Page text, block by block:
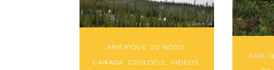
AMÉRIQUE DU NORD,
CANADA,GÉOLOGIE,VIDÉOS,
ASIE,